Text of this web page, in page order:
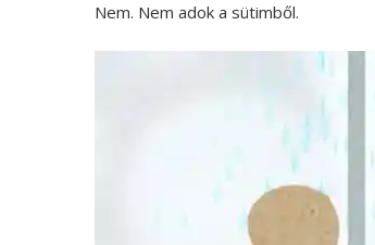
Nem. Nem adok a sütimből.